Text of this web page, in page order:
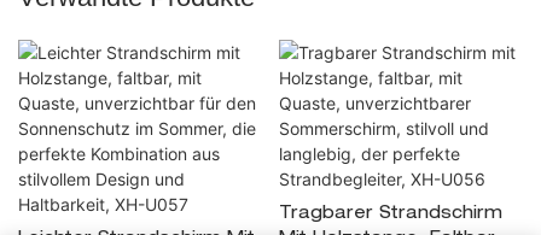
Tragbarer Strandschirm